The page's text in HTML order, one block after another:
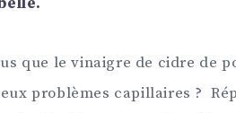
que le vinaigre de cidre de
problèmes capillaires ?